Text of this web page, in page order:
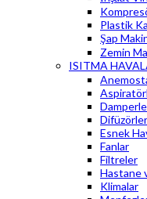
Plastik
Şap
Zemin
ISITMA
Difüzörler
Esnek
Fanlar
Filtreler
Hastane
Klimalar